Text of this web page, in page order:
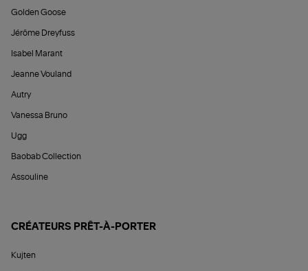
Golden Goose
Jérôme Dreyfuss
Isabel Marant
Jeanne Vouland
Autry
Vanessa Bruno
Ugg
Baobab Collection
Assouline
CRÉATEURS PRÊT-À-PORTER
Kujten